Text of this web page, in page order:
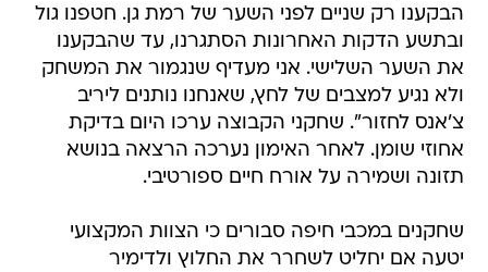
הבקענו רק שניים לפני השער של רמת גן. חטפנו גול
ובתשע הדקות האחרונות הסתגרנו, עד שהבקענו
את השער השלישי. אני מעדיף שנגמור את המשחק
ולא נגיע למצבים של לחץ, שאנחנו נותנים ליריב
צ'אנס לחזור". שחקני הקבוצה ערכו היום בדיקת
אחוזי שומן. לאחר האימון נערכה הרצאה בנושא
תזונה ושמירה על אורח חיים ספורטיבי.
שחקנים במכבי חיפה סבורים כי הצוות המקצועי
יטעה אם יחליט לשחרר את החלוץ ולדימיר